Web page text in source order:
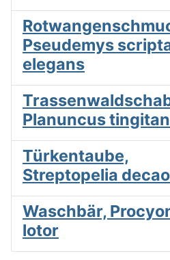
Pseudemys
elegans
Planuncus
Türkentaube,
Streptopelia
Waschbär,
lotor